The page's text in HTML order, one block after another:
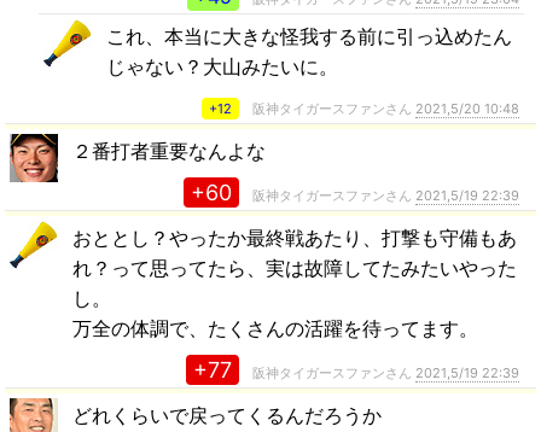
これ、本当に大きな怪我する前に引っ込めたん
じゃない？大山みたいに。
+12 阪神タイガースファンさん 2021,5/20 10:48
２番打者重要なんよな
+60 阪神タイガースファンさん 2021,5/19 22:39
おととし？やったか最終戦あたり、打撃も守備もあ
れ？って思ってたら、実は故障してたみたいやった
し。
万全の体調で、たくさんの活躍を待ってます。
+77 阪神タイガースファンさん 2021,5/19 22:39
どれくらいで戻ってくるんだろうか